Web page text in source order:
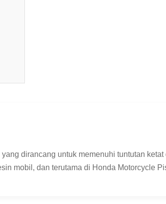
dirancang untuk memenuhi tuntutan
mobil, dan terutama di Honda Motorcycle